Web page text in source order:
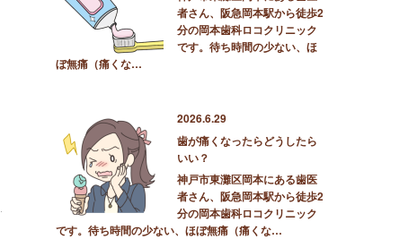
者さん、阪急岡本駅から徒歩2
分の岡本歯科ロコクリニック
です。待ち時間の少ない、ほ
ぼ無痛（痛くな…
2026.6.29
歯が痛くなったらどうしたら
いい？
神戸市東灘区岡本にある歯医
者さん、阪急岡本駅から徒歩2
分の岡本歯科ロコクリニック
です。待ち時間の少ない、ほぼ無痛（痛くな…